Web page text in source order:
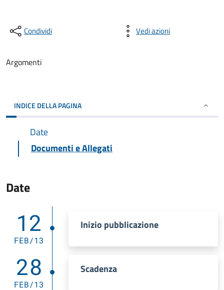
Condividi Vedi azioni
Argomenti
INDICE DELLA PAGINA
Date
Documenti e Allegati
Date
12
FEB/13
Inizio pubblicazione
28
FEB/13
Scadenza